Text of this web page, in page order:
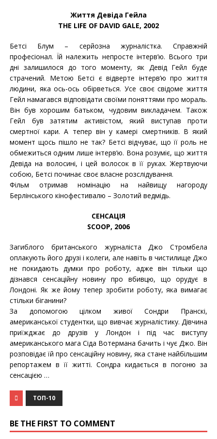
Життя Девіда Гейла
THE LIFE OF DAVID GALE, 2002
Бетсі Блум – серйозна журналістка. Справжній
професіонал. Їй належить непросте інтерв’ю. Всього три
дні залишилося до того моменту, як Девід Гейл буде
страчений. Метою Бетсі є відверте інтерв’ю про життя
людини, яка ось-ось обірветься. Усе своє свідоме життя
Гейл намагався відповідати своїми поняттями про мораль.
Він був хорошим батьком, чудовим викладачем. Також
Гейл був затятим активістом, який виступав проти
смертної кари. А тепер він у камері смертників. В який
момент щось пішло не так? Бетсі відчуває, що її роль не
обмежиться одним лише інтерв’ю. Вона розуміє, що життя
Девіда на волосині, і цей волосок в її руках. Жертвуючи
собою, Бетсі починає своє власне розслідування.
Фільм отримав номінацію на найвищу нагороду
Берлінського кінофестивалю – Золотий ведмідь.
СЕНСАЦІЯ
SCOOP, 2006
Загиблого британського журналіста Джо Стромбела
оплакують його друзі і колеги, але навіть в чистилище Джо
не покидають думки про роботу, адже він тільки що
дізнався сенсаційну новину про вбивцю, що орудує в
Лондоні. Як же йому тепер зробити роботу, яка вимагає
стільки біганини?
За допомогою цілком живої Сондри Пранскі,
американської студентки, що вивчає журналістику. Дівчина
приїжджає до друзів у Лондон і під час виступу
американського мага Сіда Вотермана бачить і чує Джо. Він
розповідає їй про сенсаційну новину, яка стане найбільшим
репортажем в її житті. Сондра кидається в погоню за
сенсацією …
ТОП-10
BE THE FIRST TO COMMENT